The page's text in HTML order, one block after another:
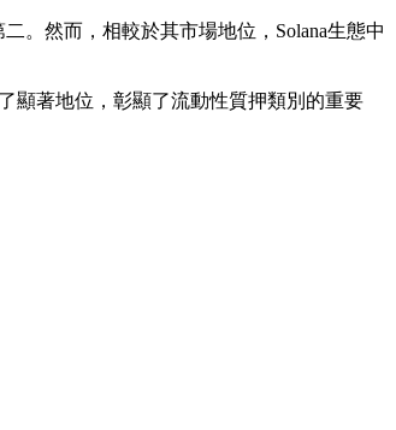
。然而，相較於其市場地位，Solana生態中
顯著地位，彰顯了流動性質押類別的重要